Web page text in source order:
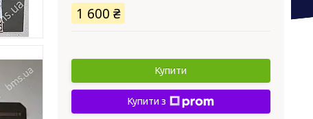
1 600 ₴
Купити
Купити з